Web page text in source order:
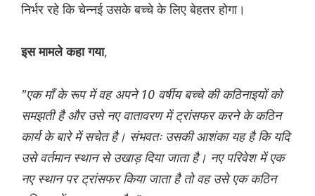
निर्भर रहे कि चेन्नई उसके बच्चे के लिए बेहतर होगा।
इस मामले कहा गया,
"एक माँ के रूप में वह अपने 10 वर्षीय बच्चे की कठिनाइयों को
समझती है और उसे नए वातावरण में ट्रांसफर करने के कठिन
कार्य के बारे में सचेत है। संभवतः उसकी आशंका यह है कि यदि
उसे वर्तमान स्थान से उखाड़ दिया जाता है। नए परिवेश में एक
नए स्थान पर ट्रांसफर किया जाता है तो वह उसे एक कठिन